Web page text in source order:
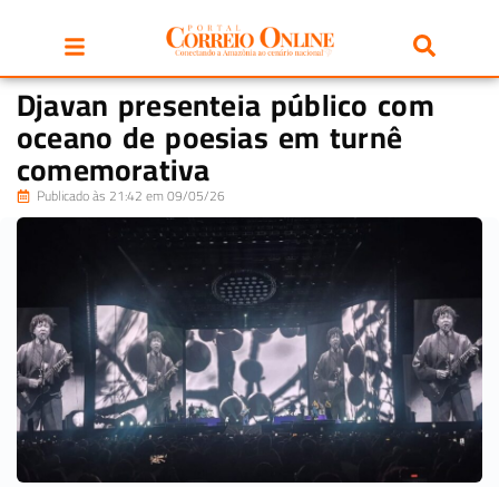
Djavan presenteia público com
oceano de poesias em turnê
comemorativa
Publicado às 21:42 em 09/05/26